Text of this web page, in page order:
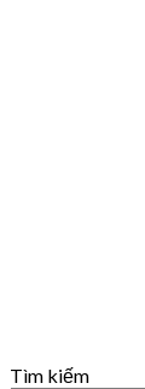
Tìm kiếm